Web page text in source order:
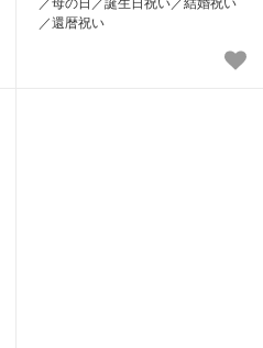
／還暦祝い